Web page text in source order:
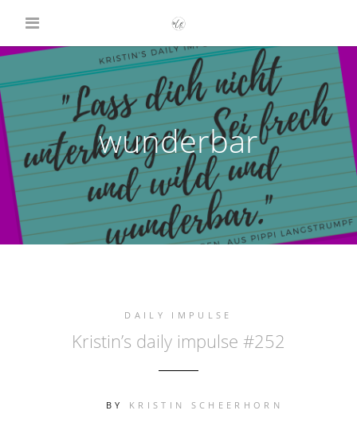
wunderbar
DAILY IMPULSE
Kristin’s daily impulse #252
BY KRISTIN SCHEERHORN